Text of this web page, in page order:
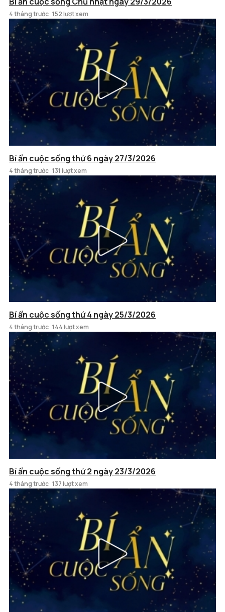
4 tháng trước 152 lượt xem
Bí ẩn cuộc sống thứ 6 ngày 27/3/2026
4 tháng trước 131 lượt xem
Bí ẩn cuộc sống thứ 4 ngày 25/3/2026
4 tháng trước 144 lượt xem
Bí ẩn cuộc sống thứ 2 ngày 23/3/2026
4 tháng trước 137 lượt xem